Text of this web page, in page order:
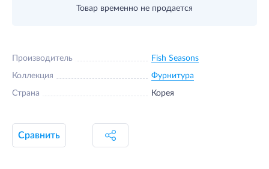
Товар временно не продается
Производитель Fish Seasons
Коллекция Фурнитура
Страна Корея
Сравнить